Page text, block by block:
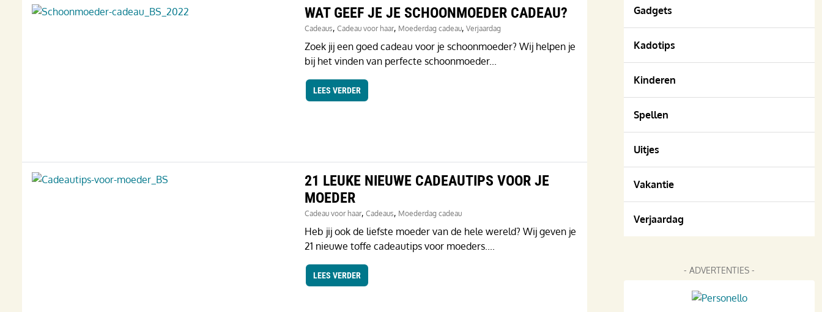
WAT GEEF JE JE SCHOONMOEDER CADEAU?
Cadeaus, Cadeau voor haar, Moederdag cadeau, Verjaardag
Zoek jij een goed cadeau voor je schoonmoeder? Wij helpen je
bij het vinden van perfecte schoonmoeder...
LEES VERDER
21 LEUKE NIEUWE CADEAUTIPS VOOR JE
MOEDER
Cadeau voor haar, Cadeaus, Moederdag cadeau
Heb jij ook de liefste moeder van de hele wereld? Wij geven je
21 nieuwe toffe cadeautips voor moeders....
LEES VERDER
Gadgets
Kadotips
Kinderen
Spellen
Uitjes
Vakantie
Verjaardag
- ADVERTENTIES -